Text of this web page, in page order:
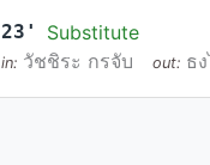
23' Substitute
in: วัชชิระ กรจับ out: ธ